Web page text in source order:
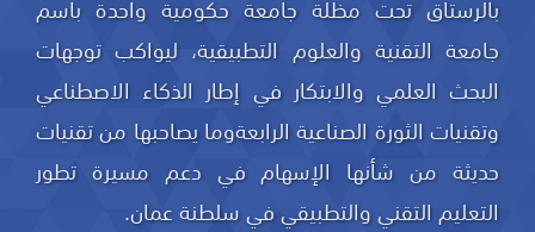
بالرستاق تحت مظلة جامعة حكومية واحدة باسم
جامعة التقنية والعلوم التطبيقية، ليواكب توجهات
البحث العلمي والابتكار في إطار الذكاء الاصطناعي
وتقنيات الثورة الصناعية الرابعةوما يصاحبها من تقنيات
حديثة من شأنها الإسهام في دعم مسيرة تطور
التعليم التقني والتطبيقي في سلطنة عمان.